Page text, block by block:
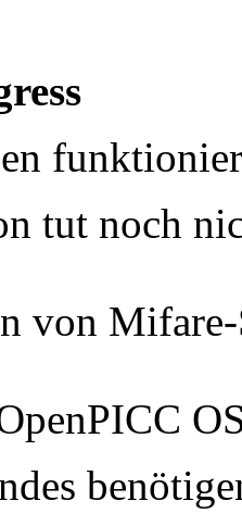
tut noch
von